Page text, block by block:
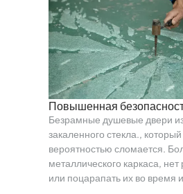
Повышенная
Безрамные душевые двери
закаленного стекла.,
вероятностью сломается.
металлического каркаса, нет
или поцарапать их во время